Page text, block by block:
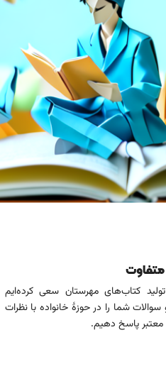
متفاوت
کتاب‌های مهرستان سعی کرده‌ایم
شما را در حوزۀ خانواده با نظرات
معتبر پاسخ دهیم.